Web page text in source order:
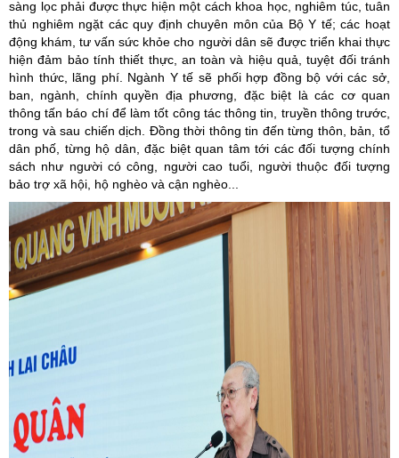
sàng lọc phải được thực hiện một cách khoa học, nghiêm túc, tuân
thủ nghiêm ngặt các quy định chuyên môn của Bộ Y tế; các hoạt
động khám, tư vấn sức khỏe cho người dân sẽ được triển khai thực
hiện đảm bảo tính thiết thực, an toàn và hiệu quả, tuyệt đối tránh
hình thức, lãng phí. Ngành Y tế sẽ phối hợp đồng bộ với các sở,
ban, ngành, chính quyền địa phương, đặc biệt là các cơ quan
thông tấn báo chí để làm tốt công tác thông tin, truyền thông trước,
trong và sau chiến dịch. Đồng thời thông tin đến từng thôn, bản, tổ
dân phố, từng hộ dân, đặc biệt quan tâm tới các đối tượng chính
sách như người có công, người cao tuổi, người thuộc đối tượng
bảo trợ xã hội, hộ nghèo và cận nghèo...